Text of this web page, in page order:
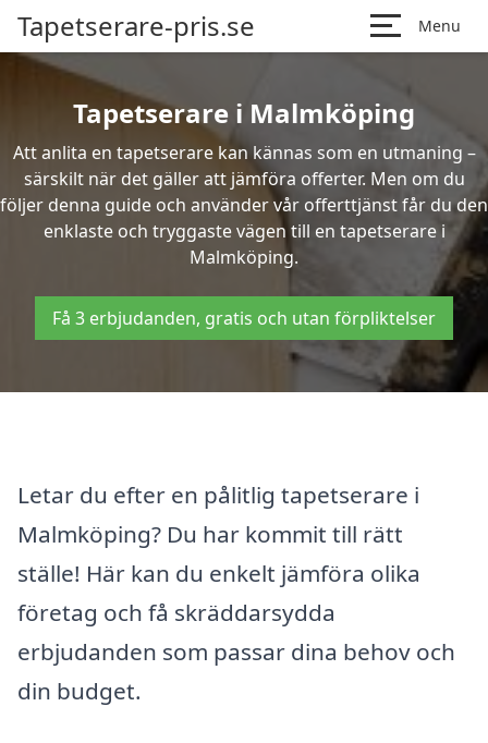
Tapetserare-pris.se Menu
Tapetserare i Malmköping
Att anlita en tapetserare kan kännas som en utmaning –
särskilt när det gäller att jämföra offerter. Men om du
följer denna guide och använder vår offerttjänst får du den
enklaste och tryggaste vägen till en tapetserare i
Malmköping.
Få 3 erbjudanden, gratis och utan förpliktelser
Letar du efter en pålitlig tapetserare i
Malmköping? Du har kommit till rätt
ställe! Här kan du enkelt jämföra olika
företag och få skräddarsydda
erbjudanden som passar dina behov och
din budget.